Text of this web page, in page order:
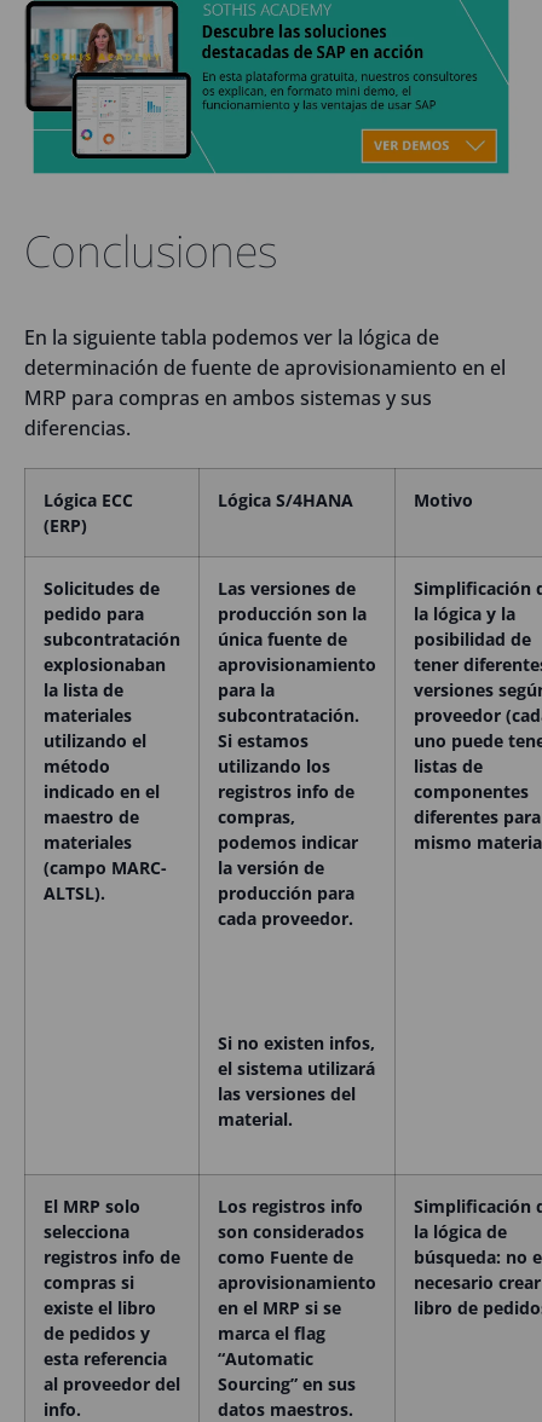
Conclusiones
En la siguiente tabla podemos ver la lógica de
determinación de fuente de aprovisionamiento en el
MRP para compras en ambos sistemas y sus
diferencias.
Lógica ECC
(ERP)
Lógica S/4HANA Motivo
Solicitudes de
pedido para
subcontratación
explosionaban
la lista de
materiales
utilizando el
método
indicado en el
maestro de
materiales
(campo MARC-
ALTSL).
Las versiones de
producción son la
única fuente de
aprovisionamiento
para la
subcontratación.
Si estamos
utilizando los
registros info de
compras,
podemos indicar
la versión de
producción para
cada proveedor.
Si no existen infos,
el sistema utilizará
las versiones del
material.
Simplificación
la lógica y la
posibilidad de
tener
versiones
proveedor
uno puede
listas de
componentes
diferentes
mismo
El MRP solo
selecciona
registros info de
compras si
existe el libro
de pedidos y
esta referencia
al proveedor del
info.
Los registros info
son considerados
como Fuente de
aprovisionamiento
en el MRP si se
marca el flag
“Automatic
Sourcing” en sus
datos maestros.
Simplificación
la lógica de
búsqueda: no
necesario crear
libro de